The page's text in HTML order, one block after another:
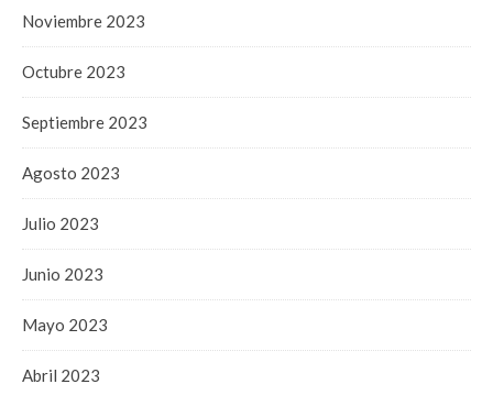
Noviembre 2023
Octubre 2023
Septiembre 2023
Agosto 2023
Julio 2023
Junio 2023
Mayo 2023
Abril 2023